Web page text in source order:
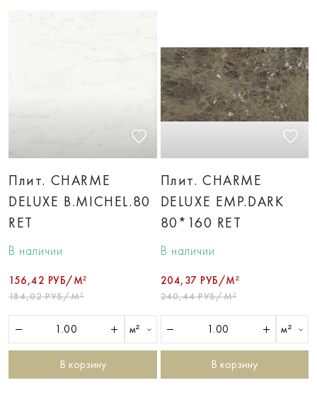
Плит. CHARME
DELUXE B.MICHEL.80
RET
В наличии
156,42 РУБ/М²
184,02 РУБ/М²
м²
В корзину
Плит. CHARME
DELUXE EMP.DARK
80*160 RET
В наличии
204,37 РУБ/М²
240,44 РУБ/М²
м²
В корзину